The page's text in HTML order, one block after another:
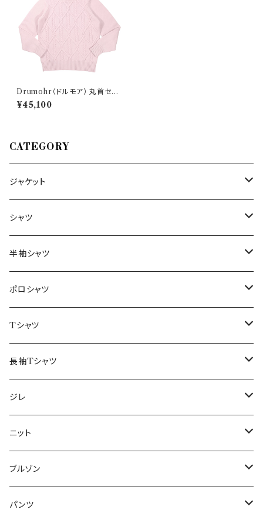
Drumohr（ドルモア） 丸首セー
ター D5M103LT 30150
¥45,100
CATEGORY
ジャケット
～44/S
46/M
48/L
50/XL～
シャツ
～44/S
46/M
48/L
50/XL～
半袖シャツ
～44/S
46/M
48/L
50/XL～
ポロシャツ
～44/S
46/M
48/L
50/XL～
Tシャツ
～44/S
46/M
48/L
50/XL～
長袖Tシャツ
～44/S
46/M
48/L
50/XL～
ジレ
～44/S
46/M
48/L
ニット
～44/S
46/M
ブルゾン
～44/S
パンツ